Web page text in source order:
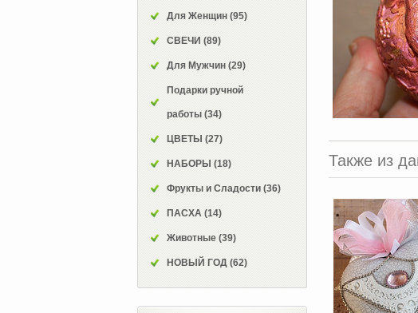
Также из
Для Женщин (95)
СВЕЧИ (89)
Для Мужчин (29)
Подарки ручной
работы (34)
ЦВЕТЫ (27)
НАБОРЫ (18)
Фрукты и Сладости (36)
ПАСХА (14)
Животные (39)
НОВЫЙ ГОД (62)